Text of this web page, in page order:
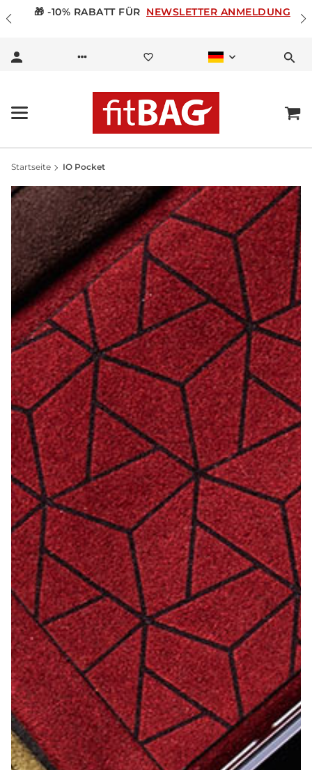
🎁 -10% RABATT FÜR NEWSLETTER ANMELDUNG
Startseite IO Pocket